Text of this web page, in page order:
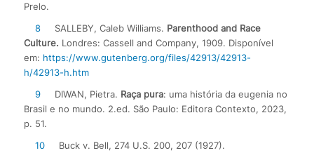
Prelo.
8
SALLEBY, Caleb Williams. Parenthood and Race
Culture. Londres: Cassell and Company, 1909. Disponível
em: https://www.gutenberg.org/files/42913/42913-
h/42913-h.htm
9
DIWAN, Pietra. Raça pura: uma história da eugenia no
Brasil e no mundo. 2.ed. São Paulo: Editora Contexto, 2023,
p. 51.
10
Buck v. Bell, 274 U.S. 200, 207 (1927).